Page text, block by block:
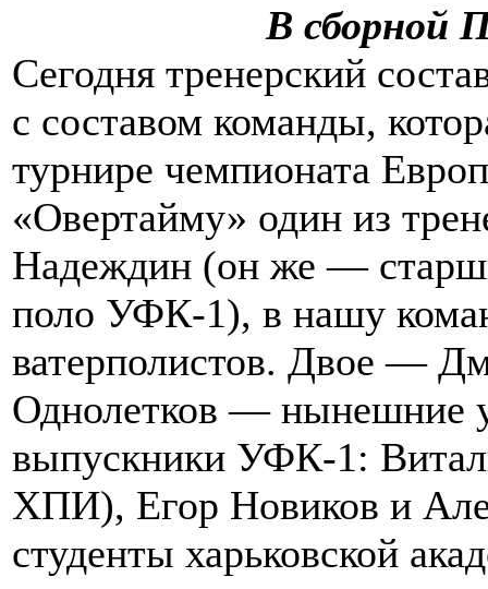
В сборной
Сегодня тренерский
с составом команды,
турнире чемпионата
«Овертайму» один из
Надеждин (он же —
поло УФК-1), в нашу
ватерполистов. Двое —
Однолетков — нынешние
выпускники УФК-1:
ХПИ), Егор Новиков и
студенты харьковской